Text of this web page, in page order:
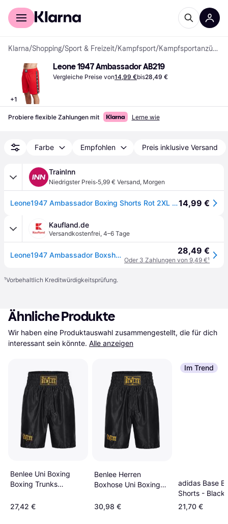
Für Shopper
Klarna/Shopping/Sport & Freizeit/Kampfsport/ Kampfsportanzüge
+1
Leone 1947 Ambassador AB219
Vergleiche Preise von14,99 €bis28,49 €
Probiere flexible Zahlungen mit Lerne wie
Farbe Empfohlen Preis inklusive Versand
TrainInn
Niedrigster Preis·5,99 € Versand, Morgen
Leone1947 Ambassador Boxing Shorts Rot 2XL Mann14,99 €
Kaufland.de
Versandkostenfrei, 4–6 Tage
Leone1947 Ambassador Boxshorts XL Mann XL 28,49 €
Oder 3 Zahlungen von 9,49 €¹
¹Vorbehaltlich Kreditwürdigkeitsprüfung.
Ähnliche Produkte
Wir haben eine Produktauswahl zusammengestellt, die für dich
interessant sein könnte. Alle anzeigen
Benlee Uni Boxing
Boxing Trunks
27,42 €
Benlee Herren
Boxhose Uni Boxing
30,98 €
Im Trend
adidas Base
Shorts - Black
21,70 €